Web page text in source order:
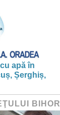
apă în
Șerghiș,
BIHOR